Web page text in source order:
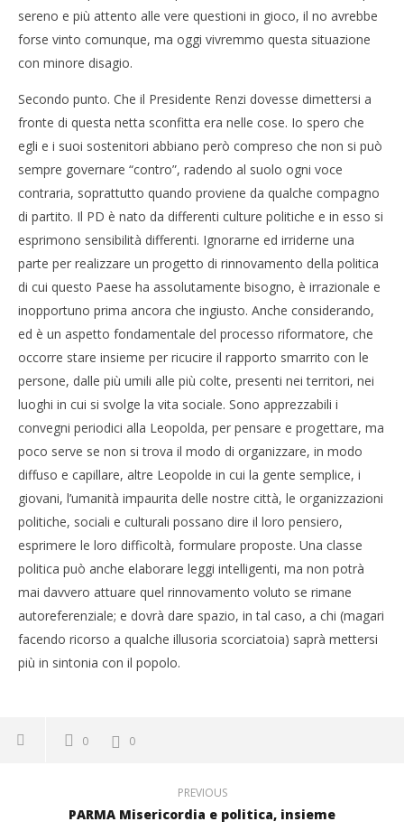
sereno e più attento alle vere questioni in gioco, il no avrebbe
forse vinto comunque, ma oggi vivremmo questa situazione
con minore disagio.
Secondo punto. Che il Presidente Renzi dovesse dimettersi a
fronte di questa netta sconfitta era nelle cose. Io spero che
egli e i suoi sostenitori abbiano però compreso che non si può
sempre governare “contro”, radendo al suolo ogni voce
contraria, soprattutto quando proviene da qualche compagno
di partito. Il PD è nato da differenti culture politiche e in esso si
esprimono sensibilità differenti. Ignorarne ed irriderne una
parte per realizzare un progetto di rinnovamento della politica
di cui questo Paese ha assolutamente bisogno, è irrazionale e
inopportuno prima ancora che ingiusto. Anche considerando,
ed è un aspetto fondamentale del processo riformatore, che
occorre stare insieme per ricucire il rapporto smarrito con le
persone, dalle più umili alle più colte, presenti nei territori, nei
luoghi in cui si svolge la vita sociale. Sono apprezzabili i
convegni periodici alla Leopolda, per pensare e progettare, ma
poco serve se non si trova il modo di organizzare, in modo
diffuso e capillare, altre Leopolde in cui la gente semplice, i
giovani, l’umanità impaurita delle nostre città, le organizzazioni
politiche, sociali e culturali possano dire il loro pensiero,
esprimere le loro difficoltà, formulare proposte. Una classe
politica può anche elaborare leggi intelligenti, ma non potrà
mai davvero attuare quel rinnovamento voluto se rimane
autoreferenziale; e dovrà dare spazio, in tal caso, a chi (magari
facendo ricorso a qualche illusoria scorciatoia) saprà mettersi
più in sintonia con il popolo.
0 0
PREVIOUS
PARMA Misericordia e politica, insieme